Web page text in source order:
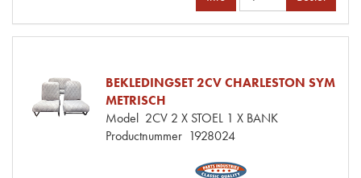
BEKLEDINGSET 2CV CHARLESTON SYM
METRISCH
Model 2CV 2 X STOEL 1 X BANK
Productnummer 1928024